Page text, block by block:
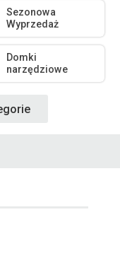
Sezonowa
Wyprzedaż
Domki
narzędziowe